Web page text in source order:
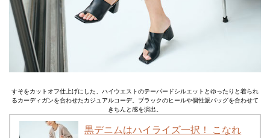
すそをカットオフ仕上げにした、ハイウエストのテーパードシルエットとゆったりと着られ
るカーディガンを合わせたカジュアルコーデ。ブラックのヒールや個性派バッグを合わせて
きちんと感を演出。
黒デニムはハイライズ一択！ こなれ